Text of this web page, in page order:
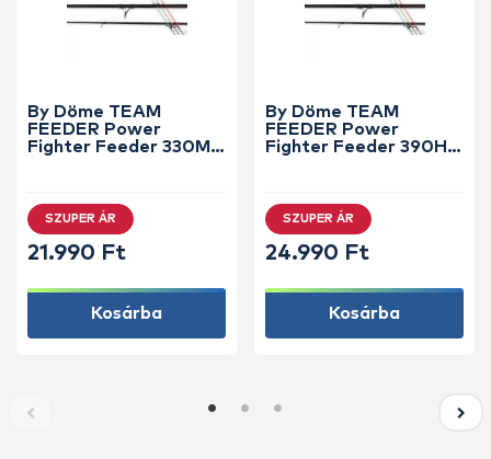
By Döme TEAM
FEEDER Power
Fighter Feeder 330M
SZUPER ÁR
21.990 Ft
Kosárba
By Döme TEAM
FEEDER Power
Fighter Feeder 390H
SZUPER ÁR
24.990 Ft
Kosárba